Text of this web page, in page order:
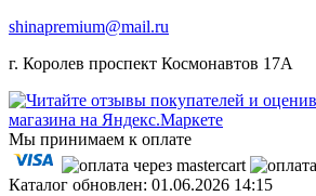
shinapremium@mail.ru
г. Королев проспект Космонавтов 17А
Мы принимаем к оплате
Каталог обновлен: 01.06.2026 14:15